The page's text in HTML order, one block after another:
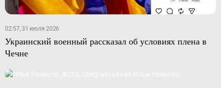
02:57, 31 июля 2026
Украинский военный рассказал об условиях плена в
Чечне